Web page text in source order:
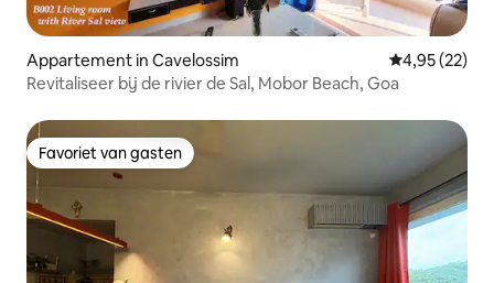
Appartement in Cavelossim Gemiddelde
4,95 (22)
Revitaliseer bij de rivier de Sal, Mobor Beach, Goa
Favoriet van gasten
Favoriet van gasten